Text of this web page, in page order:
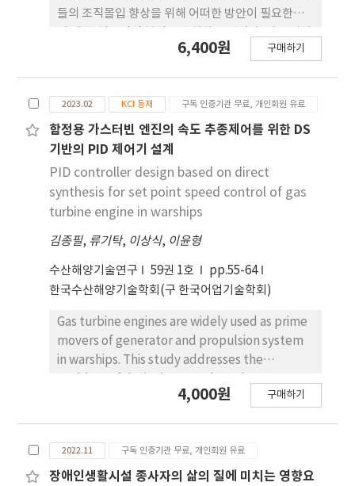
three-level VSI are compared under identical
conditions. It was confirmed through
simulation that proper control of speed and
torque has been achieved. In particular, the
possible with a low DC voltage at low speed
in the three-level VSI. The study confirmed
that the application of DTC, using a three-
system's response performance.
들의 조직몰입 향상을 위해 어떠한 방안이 필요한가
노인 주야간보호센터 종사자의 직무 환경이 심리적
펴보았다. 심리적 임파워먼트의 하위변인 모 두 매개
변수로 설정하여 실증적으로 직무환경의 세 가지 하
위차원과 조직몰입 간 의 관계에서 대체적으로 모두
매개효과가 나타난 결과를 재확인하였다는 점에서 실
증적인 측면에서 의미를 찾을 수 있다.
6,400원 구매하기
2023.02 KCI 등재 구독 인증기관 무료, 개인회원 유료
함정용 가스터빈 엔진의 속도 추종제어를 위한 DS
기반의 PID 제어기 설계
PID controller design based on direct
synthesis for set point speed control of gas
turbine engine in warships
김종필, 류기탁, 이상식, 이윤형
수산해양기술연구 59권 1호
pp.55-64
한국수산해양기술학회(구 한국어업기술학회)
Gas turbine engines are widely used as prime
movers of generator and propulsion system
in warships. This study addresses the
controller for speed control of the LM-2500
dynamic model of the LM-2500 using actual
sea trail data. Next, the PRC (process
4,000원 구매하기
2022.11 구독 인증기관 무료, 개인회원 유료
장애인생활시설 종사자의 삶의 질에 미치는 영향요